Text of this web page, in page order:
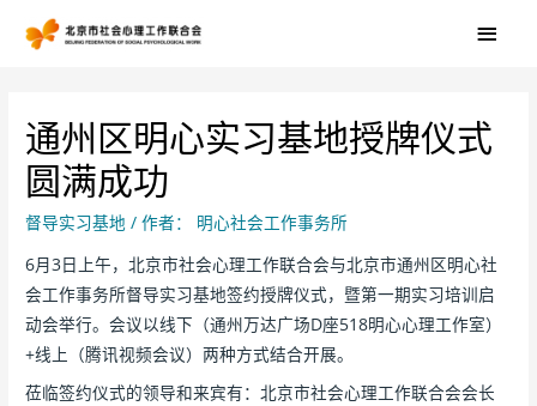
通州区明心实习基地授牌仪式
圆满成功
督导实习基地 / 作者：
明心社会工作事务所
6月3日上午，北京市社会心理工作联合会与北京市通州区明心社
会工作事务所督导实习基地签约授牌仪式，暨第一期实习培训启
动会举行。会议以线下（通州万达广场D座518明心心理工作室）
+线上（腾讯视频会议）两种方式结合开展。
莅临签约仪式的领导和来宾有：北京市社会心理工作联合会会长